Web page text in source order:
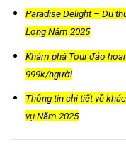
Paradise Delight – Du
Long Năm 2025
Khám phá Tour đảo
999k/người
Thông tin chi tiết về
vụ Năm 2025